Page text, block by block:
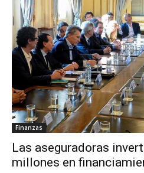
Finanzas
Las aseguradoras
millones en